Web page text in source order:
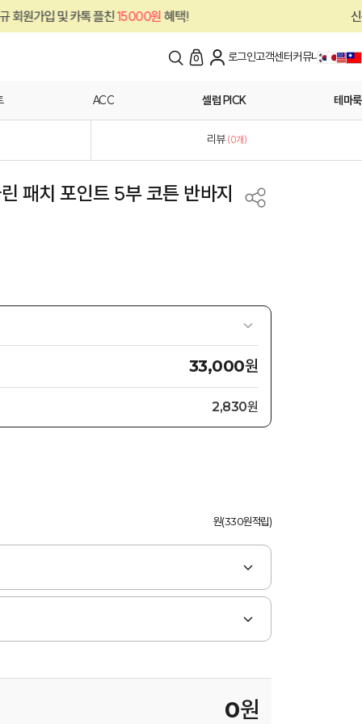
원혜택! 신규 회원가입 및 카톡 플친
0 로그인고객센터커뮤니티
ACC 셀럽 PICK 테마룩
리뷰 (0개)
치 포인트 5부 코튼 반바지
33,000원
2,830원
원(330원적립)
0원